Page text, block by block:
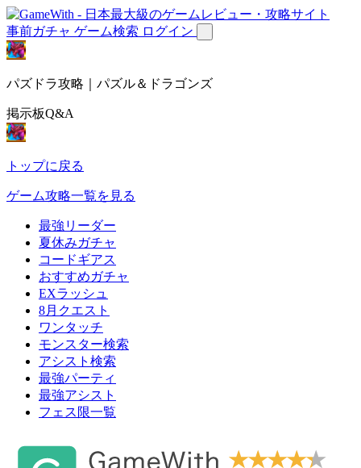
事前ガチャ ゲーム検索 ログイン
パズドラ攻略｜パズル＆ドラゴンズ
掲示板Q&A
トップに戻る
ゲーム攻略一覧を見る
最強リーダー
夏休みガチャ
コードギアス
おすすめガチャ
EXラッシュ
8月クエスト
ワンタッチ
モンスター検索
アシスト検索
最強パーティ
最強アシスト
フェス限一覧